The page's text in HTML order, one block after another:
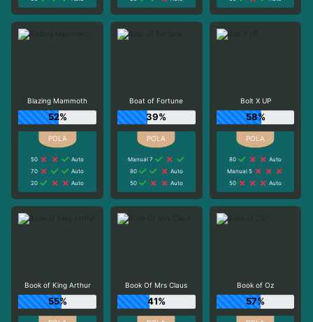
Blazing Mammoth
52%
50
Auto
70
Auto
20
Auto
Boat of Fortune
39%
Manual 7
80
Auto
50
Auto
Bolt X UP
58%
80
Auto
Manual 5
50
Auto
Book of King Arthur
55%
Book Of Mrs Claus
41%
Book of Oz
57%